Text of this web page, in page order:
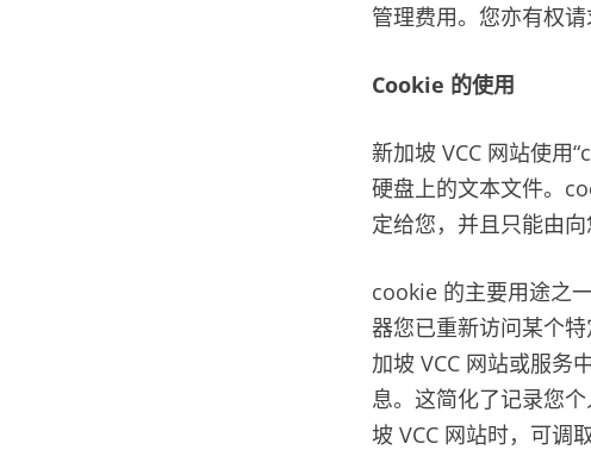
管理费用。您亦有权请
Cookie 的使用
新加坡 VCC 网站使用
硬盘上的文本文件。
定给您，并且只能由
cookie 的主要用途之
器您已重新访问某个
加坡 VCC 网站或服务
息。这简化了记录您
坡 VCC 网站时，可调